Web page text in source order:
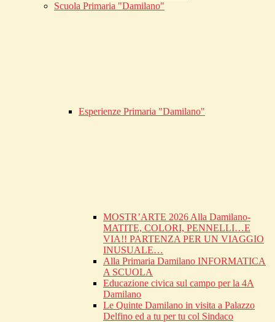
Scuola Primaria "Damilano"
Esperienze Primaria "Damilano"
MOSTR’ARTE 2026 Alla Damilano-
MATITE, COLORI, PENNELLI…E
VIA!! PARTENZA PER UN VIAGGIO
INUSUALE…
Alla Primaria Damilano INFORMATICA
A SCUOLA
Educazione civica sul campo per la 4A
Damilano
Le Quinte Damilano in visita a Palazzo
Delfino ed a tu per tu col Sindaco